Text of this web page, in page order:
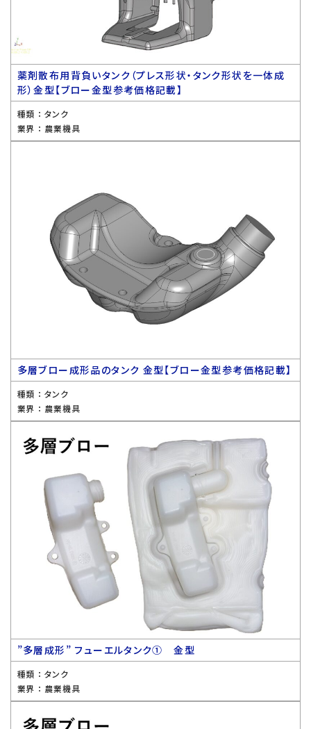
薬剤散布用背負いタンク（プレス形状・タンク形状を一体成
形）金型【ブロー金型参考価格記載】
種類 ： タンク
業界 ： 農業機具
多層ブロー成形品のタンク 金型【ブロー金型参考価格記載】
種類 ： タンク
業界 ： 農業機具
”多層成形” フューエルタンク① 金型
種類 ： タンク
業界 ： 農業機具